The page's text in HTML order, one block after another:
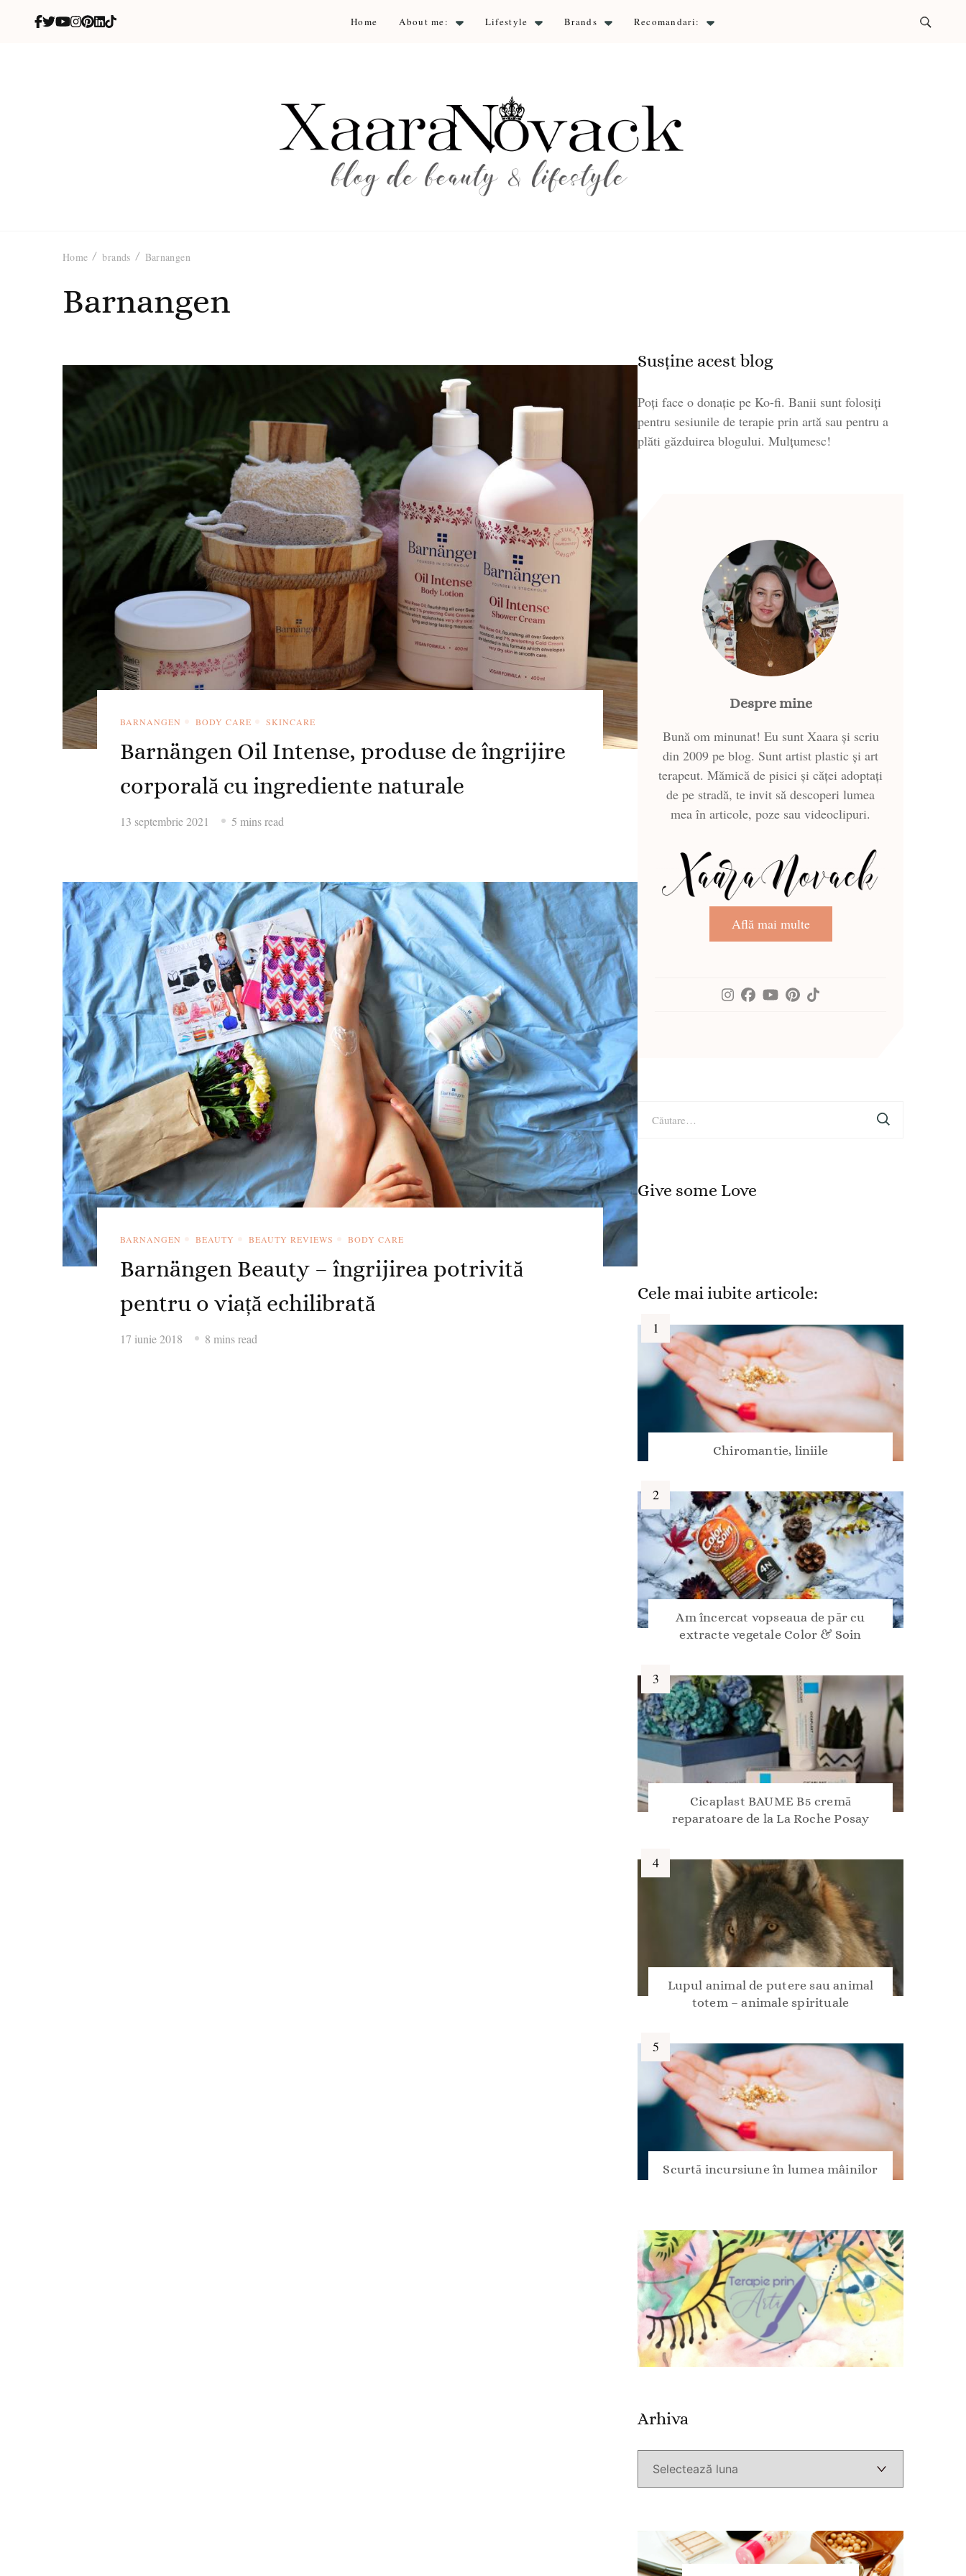
Home About me: Lifestyle Brands Recomandari:
Home brands Barnangen
Barnangen
BARNANGEN BODY CARE SKINCARE
Barnängen Oil Intense, produse de îngrijire
corporală cu ingrediente naturale
13 septembrie 2021 5 mins read
BARNANGEN BEAUTY BEAUTY REVIEWS BODY CARE
Barnängen Beauty – îngrijirea potrivită
pentru o viață echilibrată
17 iunie 2018 8 mins read
Susține acest blog
Poți face o donație pe Ko-fi. Banii sunt folosiți
pentru sesiunile de terapie prin artă sau pentru a
plăti găzduirea blogului. Mulțumesc!
Despre mine
Bună om minunat! Eu sunt Xaara și scriu
din 2009 pe blog. Sunt artist plastic și art
terapeut. Mămică de pisici și căței adoptați
de pe stradă, te invit să descoperi lumea
mea în articole, poze sau videoclipuri.
Află mai multe
Caută
după:
Give some Love
Cele mai iubite articole:
Chiromantie, liniile
Am încercat vopseaua de păr cu
extracte vegetale Color & Soin
Cicaplast BAUME B5 cremă
reparatoare de la La Roche Posay
Lupul animal de putere sau animal
totem – animale spirituale
Scurtă incursiune în lumea mâinilor
Arhiva